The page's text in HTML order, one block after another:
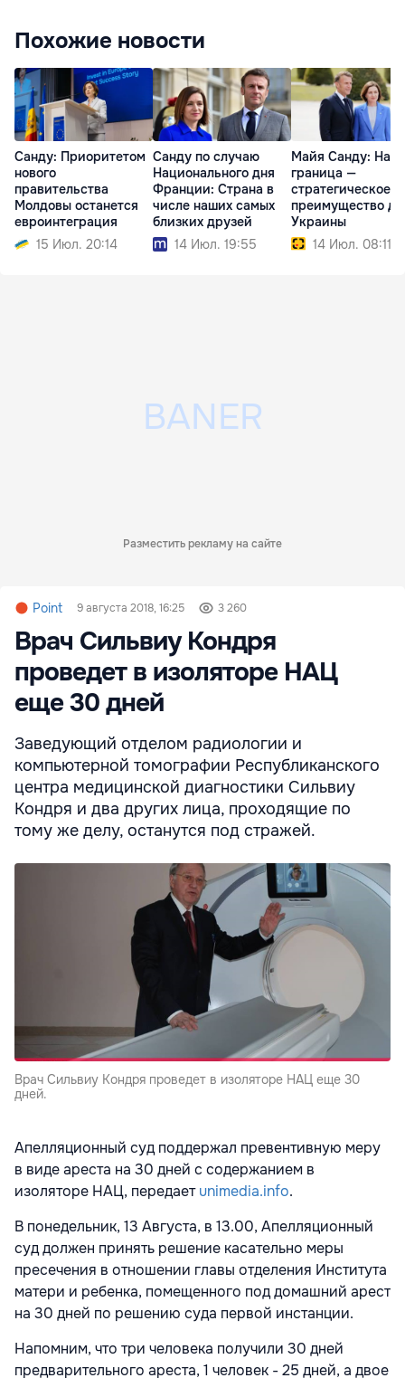
Похожие новости
Санду: Приоритетом
нового
правительства
Молдовы останется
евроинтеграция
15 Июл. 20:14
Санду по случаю
Национального дня
Франции: Страна в
числе наших самых
близких друзей
14 Июл. 19:55
Майя Санду:
граница —
стратегическое
преимущество
Украины
14 Июл. 08:11
Разместить рекламу на сайте
Point 9 августа 2018, 16:25 3 260
Врач Сильвиу Кондря
проведет в изоляторе НАЦ
еще 30 дней
Заведующий отделом радиологии и
компьютерной томографии Республиканского
центра медицинской диагностики Сильвиу
Кондря и два других лица, проходящие по
тому же делу, останутся под стражей.
Врач Сильвиу Кондря проведет в изоляторе НАЦ еще 30
дней.
Апелляционный суд поддержал превентивную меру
в виде ареста на 30 дней с содержанием в
изоляторе НАЦ, передаетunimedia.info.
В понедельник, 13 Августа, в 13.00, Апелляционный
суд должен принять решение касательно меры
пресечения в отношении главы отделения Института
матери и ребенка, помещенного под домашний арест
на 30 дней по решению суда первой инстанции.
Напомним, что три человека получили 30 дней
предварительного ареста, 1 человек - 25 дней, а двое